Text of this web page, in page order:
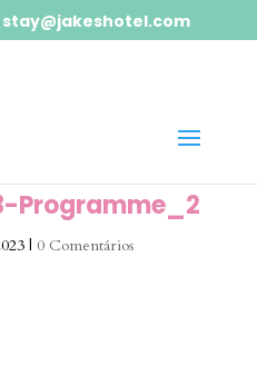
stay@jakeshotel.com
Programme_2
| 0 Comentários